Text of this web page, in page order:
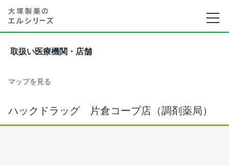
取扱い医療機関・店舗
マップを見る
ハックドラッグ 片倉コープ店（調剤薬局）